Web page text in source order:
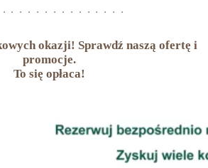
okazji! Sprawdź naszą ofertę i
promocje.
To się opłaca!